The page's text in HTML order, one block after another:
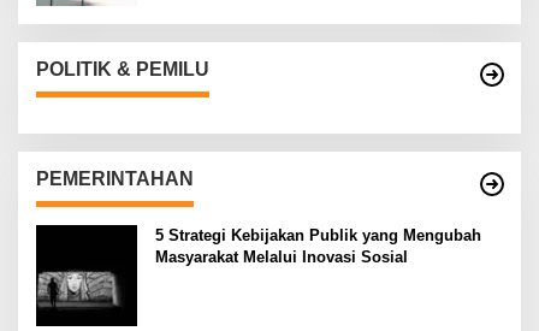
POLITIK & PEMILU
PEMERINTAHAN
5 Strategi Kebijakan Publik yang Mengubah
Masyarakat Melalui Inovasi Sosial